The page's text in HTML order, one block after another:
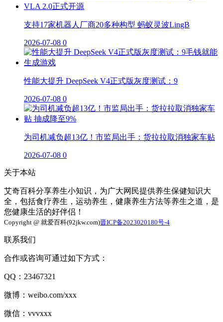
支持17家机器人厂商20多种构型 蚂蚁灵波LingB
2026-07-08 0
性能大提升 DeepSeek V4正式版灰度测试：9
2026-07-08 0
为司机减负超13亿！市监局出手：货拉拉取消独家车贴
2026-07-08 0
关于本站
艾奇百科分享养生小知识，为广大网民提供养生保健知识大
全，包括食疗养生，运动养生，健康养生方法等养生之道，是
您健康生活的好伴侣！
Copyright @ 就爱百科(92jkw.com)晋ICP备2023020180号-4
联系我们
合作或咨询可通过如下方式：
QQ：23467321
微博：weibo.com/xxx
微信：vvvxxx